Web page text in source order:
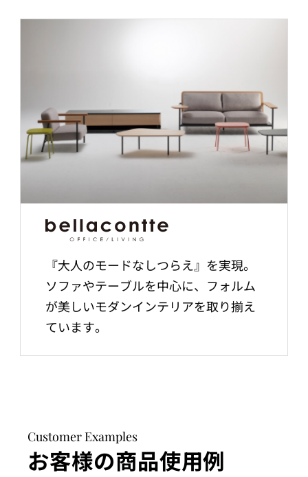
『大人のモードなしつらえ』を実現。
ソファやテーブルを中心に、フォルム
が美しいモダンインテリアを取り揃え
ています。
Customer Examples
お客様の商品使用例